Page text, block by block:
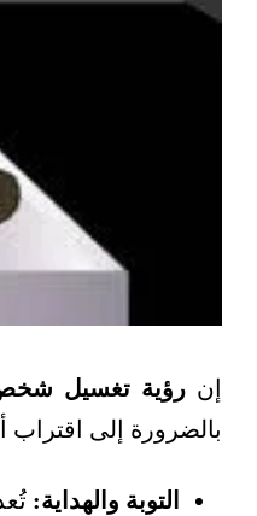
إنرؤية تغسيل
بالضرورة إلى
التوبة والهداية: